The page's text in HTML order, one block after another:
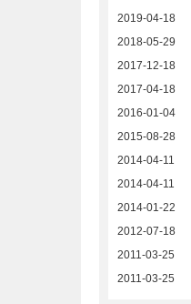
2019-04-18
2018-05-29
2017-12-18
2017-04-18
2016-01-04
2015-08-28
2014-04-11
2014-04-11
2014-01-22
2012-07-18
2011-03-25
2011-03-25